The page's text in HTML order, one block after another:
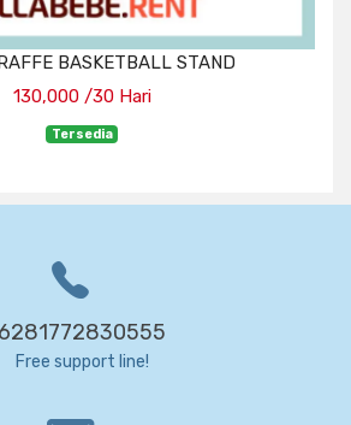
BASKETBALL STAND
130,000 /30 Hari
Tersedia
6281772830555
Free support line!